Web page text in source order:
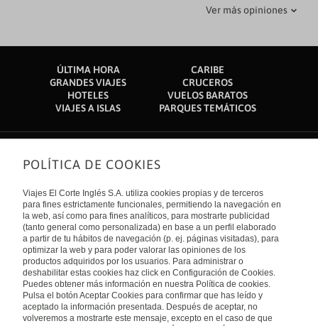
¡Una isla simplemente maravillosa! Todo el personal es muy
amable y las comidas, así como el buffet, son para todos los
gustos. La playa tiene una extensa playa con aguas
cristalinas, desafortunadamente con corales destruidos. Es
recomendable ir al agua con zapatos de goma debido a los
corales. Las piscinas también son relajantes, así como el
jacuzzi y el SPA con cita previa. Te aconsejo que
experimentes.
Fuimos en octubre de 2019, es un hotel tanto para familias
como para parejas. El mobiliario de la habitación está un poco
antiguo, pero son espaciosas y cómoda. El buffet estaba muy
bien, no así la bebida (cócteles y combinados) era un poco
regulera, pero por lo general bien. El personal y ambiente del
hotel muy bien! Se pueden hacer visitas y trekings desde el
hotel, la playa del hotel es ideal para deportes acuáticos, si
caminas un poco, es tranquila para el baño y snorkel. La isla
Ver más opiniones
ÚLTIMA HORA
CARIBE
GRANDES VIAJES
CRUCEROS
HOTELES
VUELOS BARATOS
VIAJES A ISLAS
PARQUES TEMÁTICOS
Sobre nosotros
Quiénes somos
Financiación
Sostenibilidad
Turismo accesible
Tarjeta El Corte Inglés
Trabaja con nosotros
El Corte Inglés
Canal Ético
Enlaces de interés
Guías de viaje
Catálogos
Auto check-in
Condiciones Generales
Política de privacidad
Política de cookies
Accesibilidad
Empresas/ Grupos
Internacional
España
Visita nuestro blog
POLÍTICA DE COOKIES
Viajes El Corte Inglés S.A. utiliza cookies propias y de terceros
para fines estrictamente funcionales, permitiendo la navegación en
la web, así como para fines analíticos, para mostrarte publicidad
(tanto general como personalizada) en base a un perfil elaborado
a partir de tu hábitos de navegación (p. ej. páginas visitadas), para
optimizar la web y para poder valorar las opiniones de los
productos adquiridos por los usuarios. Para administrar o
deshabilitar estas cookies haz click en Configuración de Cookies.
Puedes obtener más información en nuestra Política de cookies.
Pulsa el botón Aceptar Cookies para confirmar que has leído y
aceptado la información presentada. Después de aceptar, no
volveremos a mostrarte este mensaje, excepto en el caso de que